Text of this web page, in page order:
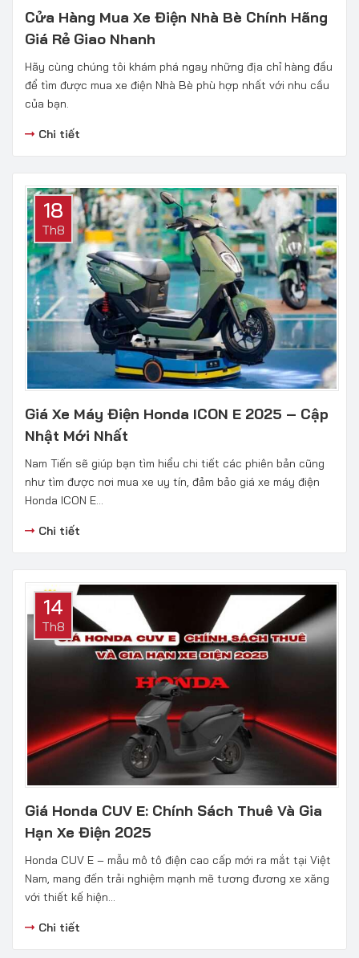
Cửa Hàng Mua Xe Điện Nhà Bè Chính Hãng
Giá Rẻ Giao Nhanh
Hãy cùng chúng tôi khám phá ngay những địa chỉ hàng đầu
để tìm được mua xe điện Nhà Bè phù hợp nhất với nhu cầu
của bạn.
Chi tiết
18
Th8
Giá Xe Máy Điện Honda ICON E 2025 – Cập
Nhật Mới Nhất
Nam Tiến sẽ giúp bạn tìm hiểu chi tiết các phiên bản cũng
như tìm được nơi mua xe uy tín, đảm bảo giá xe máy điện
Honda ICON E...
Chi tiết
14
Th8
Giá Honda CUV E: Chính Sách Thuê Và Gia
Hạn Xe Điện 2025
Honda CUV E – mẫu mô tô điện cao cấp mới ra mắt tại Việt
Nam, mang đến trải nghiệm mạnh mẽ tương đương xe xăng
với thiết kế hiện...
Chi tiết